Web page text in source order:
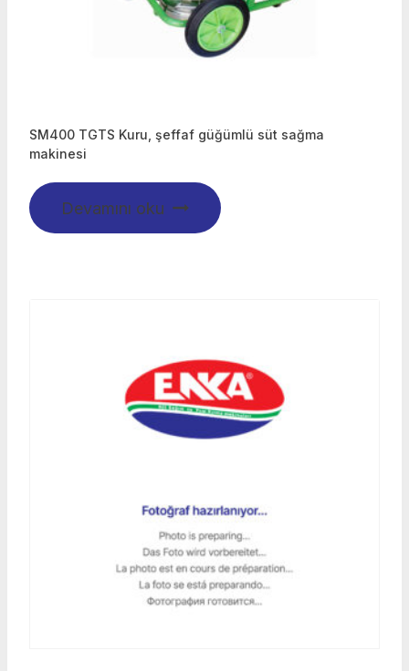
SM400 TGTS Kuru, şeffaf güğümlü süt sağma
makinesi
Devamını oku